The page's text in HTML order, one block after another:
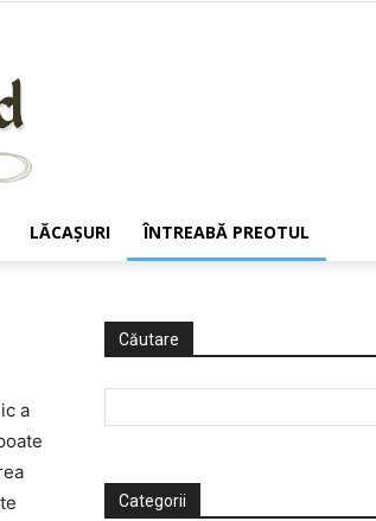
LĂCAŞURI ÎNTREABĂ PREOTUL
a
Căutare
Categorii